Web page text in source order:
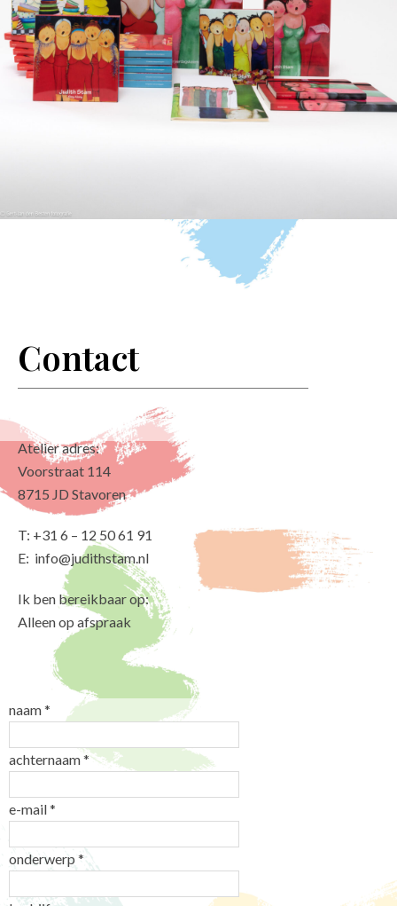
Contact
Atelier adres:
Voorstraat 114
8715 JD Stavoren
T: +31 6 – 12 50 61 91
E: info@judithstam.nl
Ik ben bereikbaar op:
Alleen op afspraak
naam *
achternaam *
e-mail *
onderwerp *